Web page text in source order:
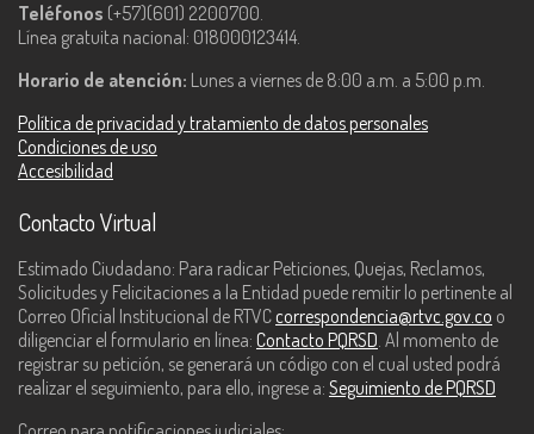
Teléfonos (+57)(601) 2200700.
Línea gratuita nacional: 018000123414.
Horario de atención: Lunes a viernes de 8:00 a.m. a 5:00 p.m.
Política de privacidad y tratamiento de datos personales
Condiciones de uso
Accesibilidad
Contacto Virtual
Estimado Ciudadano: Para radicar Peticiones, Quejas, Reclamos,
Solicitudes y Felicitaciones a la Entidad puede remitir lo pertinente al
Correo Oficial Institucional de RTVC correspondencia@rtvc.gov.co o
diligenciar el formulario en línea: Contacto PQRSD. Al momento de
registrar su petición, se generará un código con el cual usted podrá
realizar el seguimiento, para ello, ingrese a: Seguimiento de PQRSD